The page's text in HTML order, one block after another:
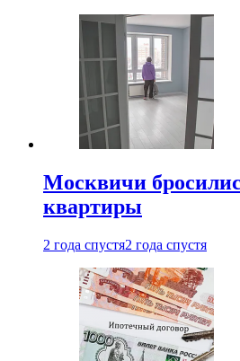
Москвичи
квартиры
2 года спустя2 года спустя